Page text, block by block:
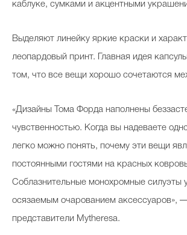
каблуке, сумками и акцентными
Выделяют линейку яркие краски и
леопардовый принт. Главная идея
том, что все вещи хорошо сочетаются
«Дизайны Тома Форда наполнены
чувственностью. Когда вы надеваете
легко можно понять, почему эти вещи
постоянными гостями на красных
Соблазнительные монохромные силуэты
осязаемым очарованием аксессуаров»,
представители Mytheresa.